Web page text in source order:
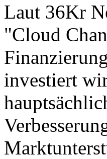
Laut 36Kr
"Cloud
investiert